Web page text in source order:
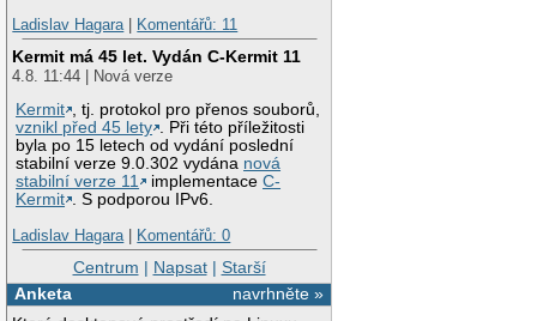
Ladislav Hagara| Komentářů: 11
Kermit má 45 let. Vydán C-Kermit 11
4.8. 11:44 | Nová verze
Kermit , tj. protokol pro přenos souborů,
vznikl před 45 lety . Při této příležitosti
byla po 15 letech od vydání poslední
stabilní verze 9.0.302 vydána nová
stabilní verze 11
implementaceC-
Kermit . S podporou IPv6.
Ladislav Hagara| Komentářů: 0
Centrum | Napsat| Starší
navrhněte »
Anketa